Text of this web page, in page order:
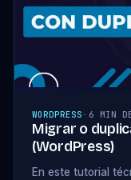
WORDPRESS · 6 MIN
Migrar o
(WordPress)
En este tutorial